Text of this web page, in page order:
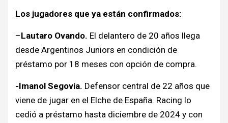
Los jugadores que ya están confirmados:
–Lautaro Ovando. El delantero de 20 años llega
desde Argentinos Juniors en condición de
préstamo por 18 meses con opción de compra.
-Imanol Segovia. Defensor central de 22 años que
viene de jugar en el Elche de España. Racing lo
cedió a préstamo hasta diciembre de 2024 y con